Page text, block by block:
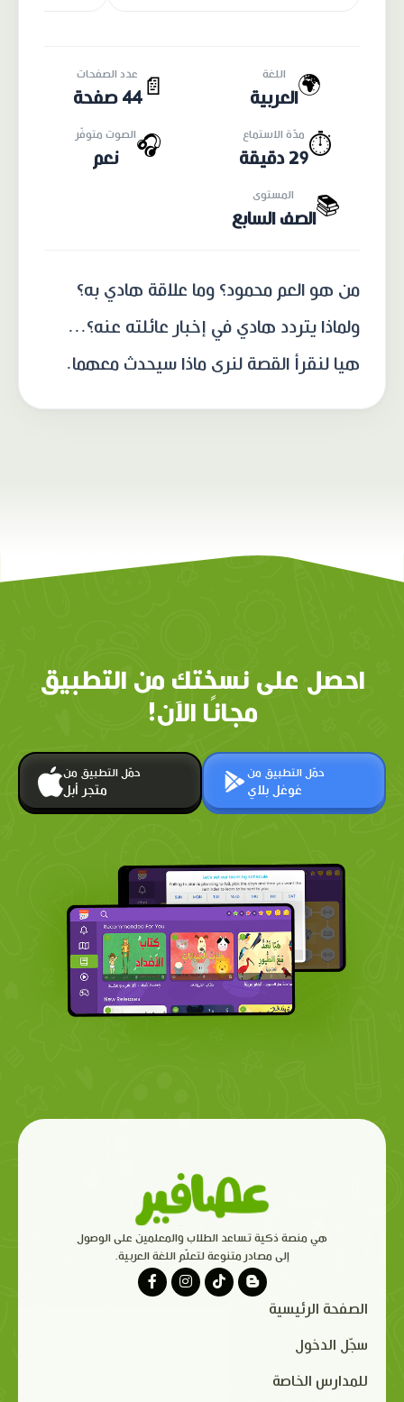
🌍 اللغة
العربية 📄
عدد الصفحات
44 صفحة
⏱️ مدّة الاستماع
29 دقيقة
🎧الصوت متوفّر
نعم
📚 المستوى
الصف السابع
من هو العم محمود؟ وما علاقة هادي به؟
ولماذا يتردد هادي في إخبار عائلته عنه؟...
هيا لنقرأ القصة لنرى ماذا سيحدث معهما.
احصل على نسختك من التطبيق
مجانًا الآن!
حمّل التطبيق من
متجر أبل
حمّل التطبيق من
غوغل بلاي
هي منصة ذكية تساعد الطلاب والمعلمين على الوصول
إلى مصادر متنوعة لتعلّم اللغة العربية.
الصفحة الرئيسية
سجّل الدخول
للمدارس الخاصة